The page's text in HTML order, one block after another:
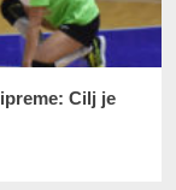
Cilj je